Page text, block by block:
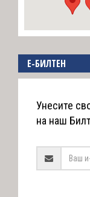
E-БИЛТЕН
Унесите
на наш